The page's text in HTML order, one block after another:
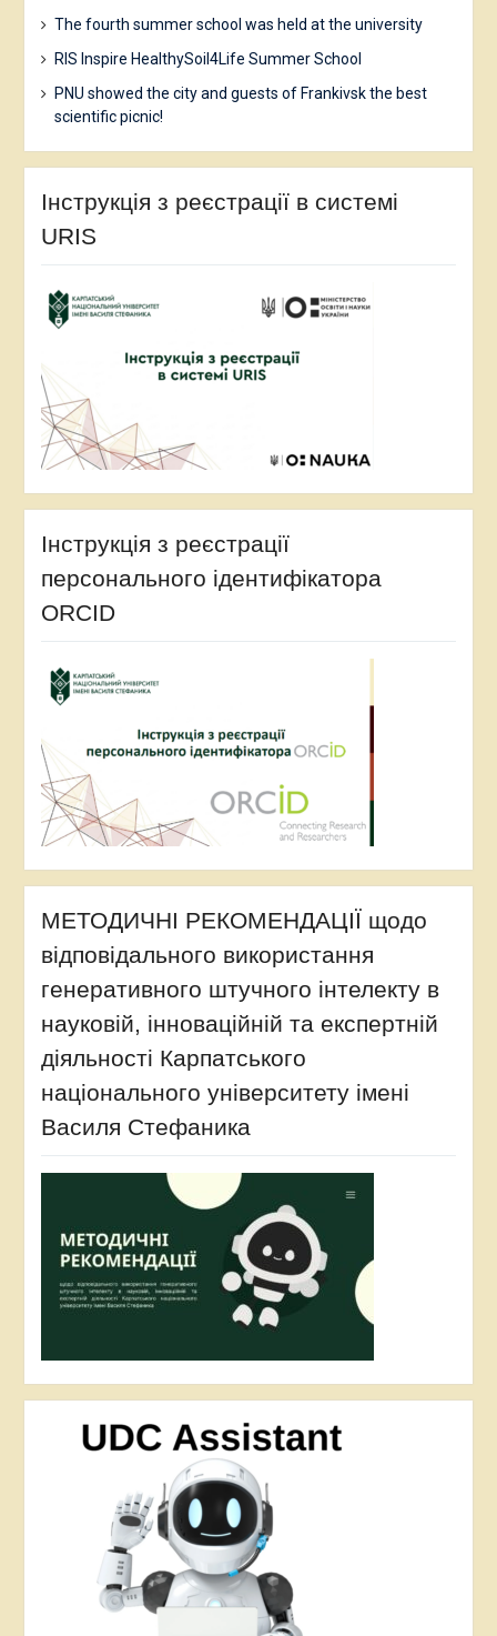
The fourth summer school was held at the university
RIS Inspire HealthySoil4Life Summer School
PNU showed the city and guests of Frankivsk the best
scientific picnic!
Інструкція з реєстрації в системі
URIS
Інструкція з реєстрації
персонального ідентифікатора
ORCID
МЕТОДИЧНІ РЕКОМЕНДАЦІЇ щодо
відповідального використання
генеративного штучного інтелекту в
науковій, інноваційній та експертній
діяльності Карпатського
національного університету імені
Василя Стефаника